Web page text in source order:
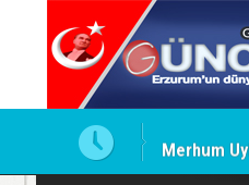
Merhum